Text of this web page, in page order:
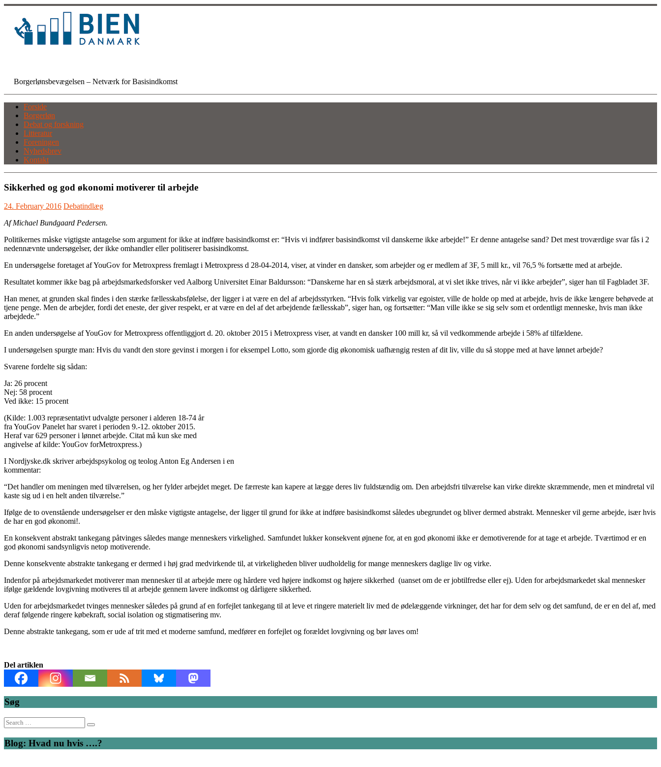
Skip
content
Borgerlønsbevægelsen – Netværk for Basisindkomst
Forside
Borgerløn
Debat og forskning
Litteratur
Foreningen
Nyhedsbrev
Kontakt
Sikkerhed og god økonomi motiverer til arbejde
24. February 2016 Debatindlæg
Af Michael Bundgaard Pedersen.
Politikernes måske vigtigste antagelse som argument for ikke at indføre basisindkomst er: “Hvis vi indfører basisindkomst vil danskerne ikke arbejde!” Er denne antagelse sand? Det mest troværdige svar fås i 2
nedennævnte undersøgelser, der ikke omhandler eller politiserer basisindkomst.
En undersøgelse foretaget af YouGov for Metroxpress fremlagt i Metroxpress d 28-04-2014, viser, at vinder en dansker, som arbejder og er medlem af 3F, 5 mill kr., vil 76,5 % fortsætte med at arbejde.
Resultatet kommer ikke bag på arbejdsmarkedsforsker ved Aalborg Universitet Einar Baldursson: “Danskerne har en så stærk arbejdsmoral, at vi slet ikke trives, når vi ikke arbejder”, siger han til Fagbladet 3F.
Han mener, at grunden skal findes i den stærke fællesskabsfølelse, der ligger i at være en del af arbejdsstyrken. “Hvis folk virkelig var egoister, ville de holde op med at arbejde, hvis de ikke længere behøvede at
tjene penge. Men de arbejder, fordi det eneste, der giver respekt, er at være en del af det arbejdende fællesskab”, siger han, og fortsætter: “Man ville ikke se sig selv som et ordentligt menneske, hvis man ikke
arbejdede.”
En anden undersøgelse af YouGov for Metroxpress offentliggjort d. 20. oktober 2015 i Metroxpress viser, at vandt en dansker 100 mill kr, så vil vedkommende arbejde i 58% af tilfældene.
I undersøgelsen spurgte man: Hvis du vandt den store gevinst i morgen i for eksempel Lotto, som gjorde dig økonomisk uafhængig resten af dit liv, ville du så stoppe med at have lønnet arbejde?
Svarene fordelte sig sådan:
Ja: 26 procent
Nej: 58 procent
Ved ikke: 15 procent
(Kilde: 1.003 repræsentativt udvalgte personer i alderen 18-74 år
fra YouGov Panelet har svaret i perioden 9.-12. oktober 2015.
Heraf var 629 personer i lønnet arbejde. Citat må kun ske med
angivelse af kilde: YouGov forMetroxpress.)
I Nordjyske.dk skriver arbejdspsykolog og teolog Anton Eg Andersen i en
kommentar:
“Det handler om meningen med tilværelsen, og her fylder arbejdet meget. De færreste kan kapere at lægge deres liv fuldstændig om. Den arbejdsfri tilværelse kan virke direkte skræmmende, men et mindretal vil
kaste sig ud i en helt anden tilværelse.”
Ifølge de to ovenstående undersøgelser er den måske vigtigste antagelse, der ligger til grund for ikke at indføre basisindkomst således ubegrundet og bliver dermed abstrakt. Mennesker vil gerne arbejde, især hvis
de har en god økonomi!.
En konsekvent abstrakt tankegang påtvinges således mange menneskers virkelighed. Samfundet lukker konsekvent øjnene for, at en god økonomi ikke er demotiverende for at tage et arbejde. Tværtimod er en
god økonomi sandsynligvis netop motiverende.
Denne konsekvente abstrakte tankegang er dermed i høj grad medvirkende til, at virkeligheden bliver uudholdelig for mange menneskers daglige liv og virke.
Indenfor på arbejdsmarkedet motiverer man mennesker til at arbejde mere og hårdere ved højere indkomst og højere sikkerhed (uanset om de er jobtilfredse eller ej). Uden for arbejdsmarkedet skal mennesker
ifølge gældende lovgivning motiveres til at arbejde gennem lavere indkomst og dårligere sikkerhed.
Uden for arbejdsmarkedet tvinges mennesker således på grund af en forfejlet tankegang til at leve et ringere materielt liv med de ødelæggende virkninger, det har for dem selv og det samfund, de er en del af, med
deraf følgende ringere købekraft, social isolation og stigmatisering mv.
Denne abstrakte tankegang, som er ude af trit med et moderne samfund, medfører en forfejlet og forældet lovgivning og bør laves om!
Del artiklen
Søg
Search
for:
Blog: Hvad nu hvis ….?